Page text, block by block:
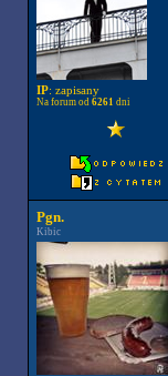
IP: zapisany
Na forum od 6261 dni
Pgn.
Kibic